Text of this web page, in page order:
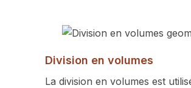
Division en volumes
La division en volumes est